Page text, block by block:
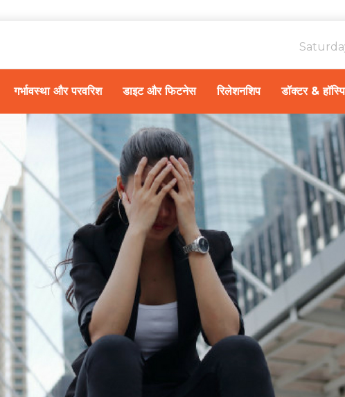
गर्भावस्था और परवरिश डाइट और फिटनेस रिलेशनशिप डॉक्टर &